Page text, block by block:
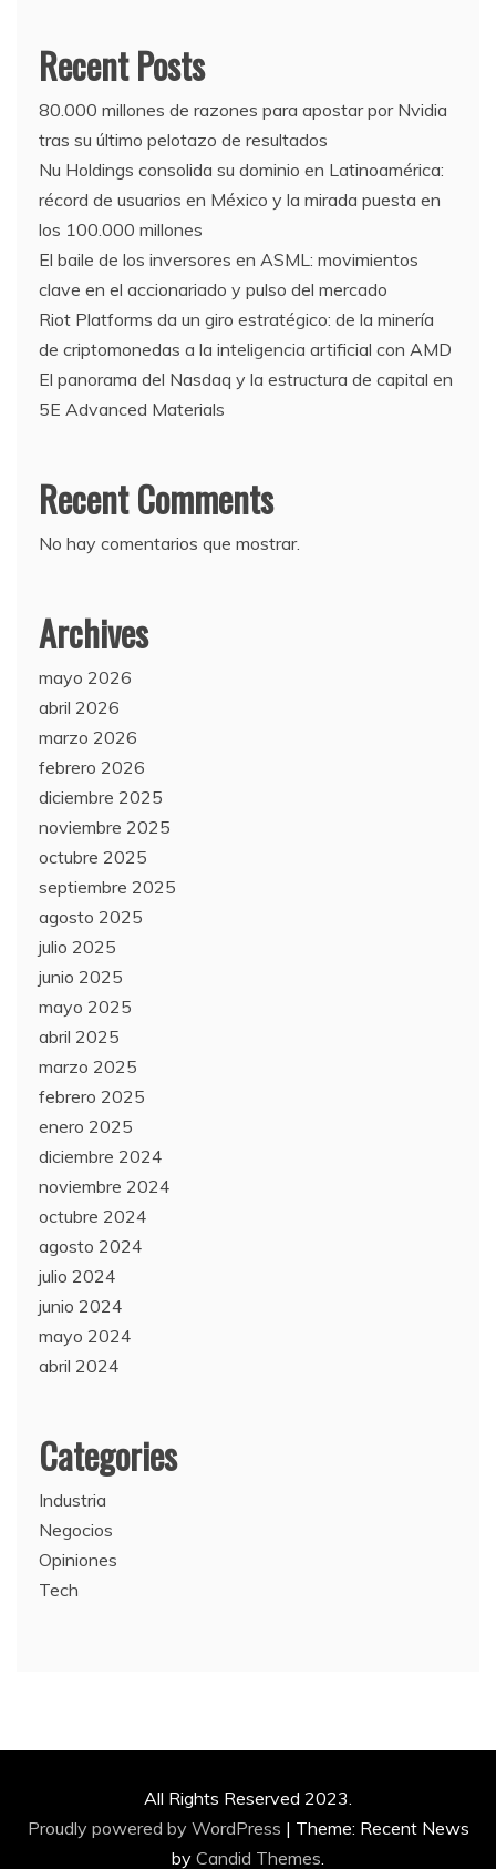
Recent Posts
80.000 millones de razones para apostar por Nvidia
tras su último pelotazo de resultados
Nu Holdings consolida su dominio en Latinoamérica:
récord de usuarios en México y la mirada puesta en
los 100.000 millones
El baile de los inversores en ASML: movimientos
clave en el accionariado y pulso del mercado
Riot Platforms da un giro estratégico: de la minería
de criptomonedas a la inteligencia artificial con AMD
El panorama del Nasdaq y la estructura de capital en
5E Advanced Materials
Recent Comments
No hay comentarios que mostrar.
Archives
mayo 2026
abril 2026
marzo 2026
febrero 2026
diciembre 2025
noviembre 2025
octubre 2025
septiembre 2025
agosto 2025
julio 2025
junio 2025
mayo 2025
abril 2025
marzo 2025
febrero 2025
enero 2025
diciembre 2024
noviembre 2024
octubre 2024
agosto 2024
julio 2024
junio 2024
mayo 2024
abril 2024
Categories
Industria
Negocios
Opiniones
Tech
All Rights Reserved 2023.
Proudly powered by WordPress | Theme: Recent News
by Candid Themes